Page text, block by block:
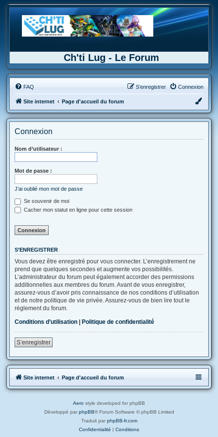
Ch'ti Lug - Le Forum
FAQ Connexion
S’enregistrer
Site internet Page d'accueil du forum
Connexion
Nom d’utilisateur :
Mot de passe :
J’ai oublié mon mot de passe
Se souvenir de moi
Cacher mon statut en ligne pour cette session
S’ENREGISTRER
Vous devez être enregistré pour vous connecter. L’enregistrement ne
prend que quelques secondes et augmente vos possibilités.
L’administrateur du forum peut également accorder des permissions
additionnelles aux membres du forum. Avant de vous enregistrer,
assurez-vous d’avoir pris connaissance de nos conditions d’utilisation
et de notre politique de vie privée. Assurez-vous de bien lire tout le
règlement du forum.
Conditions d’utilisation | Politique de confidentialité
S’enregistrer
Site internet Page d'accueil du forum
Aero style developed for phpBB
Développé par phpBB® Forum Software © phpBB Limited
Traduit par phpBB-fr.com
Confidentialité | Conditions